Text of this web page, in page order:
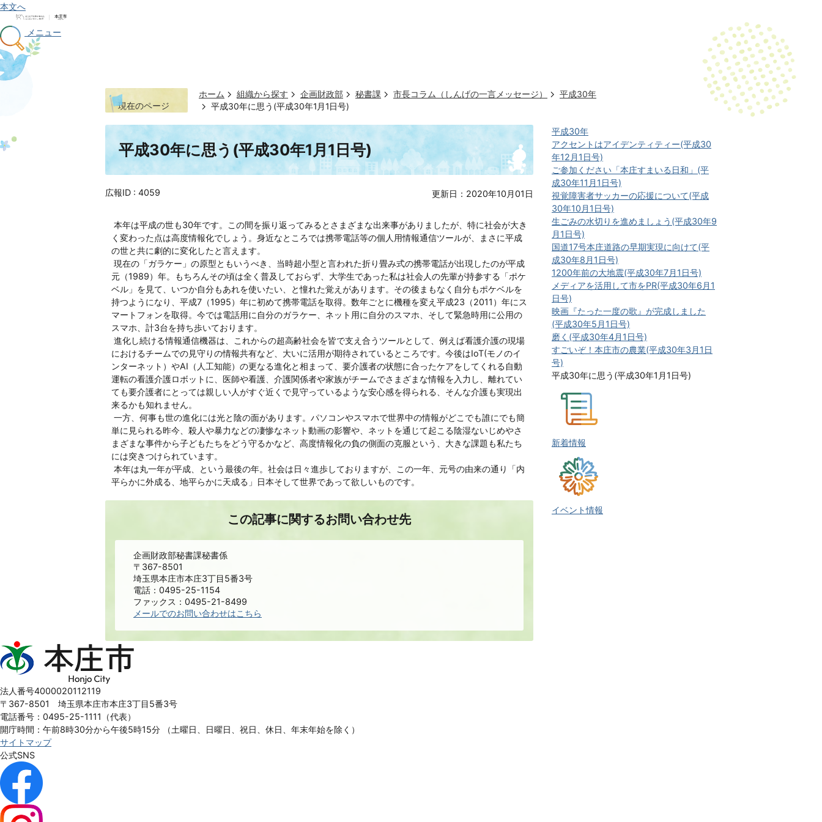
本文へ
メニュー
現在のページ
ホーム 組織から探す 企画財政部 秘書課 市長コラム（しんげの一言メッセージ）
平成30年
平成30年に思う(平成30年1月1日号)
平成30年に思う(平成30年1月1日号)
更新日：2020年10月01日
広報ID : 4059
本年は平成の世も30年です。この間を振り返ってみるとさまざまな出来事がありましたが、特に社会が大き
く変わった点は高度情報化でしょう。身近なところでは携帯電話等の個人用情報通信ツールが、まさに平成
の世と共に劇的に変化したと言えます。
現在の「ガラケー」の原型ともいうべき、当時超小型と言われた折り畳み式の携帯電話が出現したのが平成
元（1989）年。もちろんその頃は全く普及しておらず、大学生であった私は社会人の先輩が持参する「ポケ
ベル」を見て、いつか自分もあれを使いたい、と憧れた覚えがあります。その後まもなく自分もポケベルを
持つようになり、平成7（1995）年に初めて携帯電話を取得。数年ごとに機種を変え平成23（2011）年にス
マートフォンを取得。今では電話用に自分のガラケー、ネット用に自分のスマホ、そして緊急時用に公用の
スマホ、計3台を持ち歩いております。
進化し続ける情報通信機器は、これからの超高齢社会を皆で支え合うツールとして、例えば看護介護の現場
におけるチームでの見守りの情報共有など、大いに活用が期待されているところです。今後はIoT(モノのイ
ンターネット）やAI（人工知能）の更なる進化と相まって、要介護者の状態に合ったケアをしてくれる自動
運転の看護介護ロボットに、医師や看護、介護関係者や家族がチームでさまざまな情報を入力し、離れてい
ても要介護者にとっては親しい人がすぐ近くで見守っているような安心感を得られる、そんな介護も実現出
来るかも知れません。
一方、何事も世の進化には光と陰の面があります。パソコンやスマホで世界中の情報がどこでも誰にでも簡
単に見られる昨今、殺人や暴力などの凄惨なネット動画の影響や、ネットを通じて起こる陰湿ないじめやさ
まざまな事件から子どもたちをどう守るかなど、高度情報化の負の側面の克服という、大きな課題も私たち
には突きつけられています。
本年は丸一年が平成、という最後の年。社会は日々進歩しておりますが、この一年、元号の由来の通り「内
平らかに外成る、地平らかに天成る」日本そして世界であって欲しいものです。
この記事に関するお問い合わせ先
企画財政部秘書課秘書係
〒367-8501
埼玉県本庄市本庄3丁目5番3号
電話：0495-25-1154
ファックス：0495-21-8499
メールでのお問い合わせはこちら
平成30年
アクセントはアイデンティティー(平成30
年12月1日号)
ご参加ください「本庄すまいる日和」(平
成30年11月1日号)
視覚障害者サッカーの応援について(平成
30年10月1日号)
生ごみの水切りを進めましょう(平成30年9
月1日号)
国道17号本庄道路の早期実現に向けて(平
成30年8月1日号)
1200年前の大地震(平成30年7月1日号)
メディアを活用して市をPR(平成30年6月1
日号)
映画『たった一度の歌』が完成しました
(平成30年5月1日号)
磨く(平成30年4月1日号)
すごいぞ！本庄市の農業(平成30年3月1日
号)
平成30年に思う(平成30年1月1日号)
新着情報
イベント情報
本
庄
Honjo
City
法人番号4000020112119
〒367-8501 埼玉県本庄市本庄3丁目5番3号
電話番号：0495-25-1111（代表）
開庁時間：午前8時30分から午後5時15分
（土曜日、日曜日、祝日、休日、年末年始を除く）
サイトマップ
公式SNS